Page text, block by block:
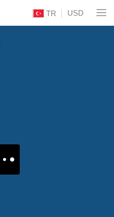
TR USD